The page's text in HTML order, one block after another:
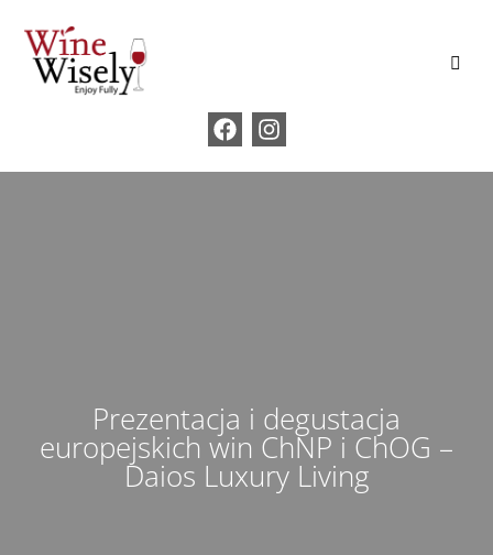
Prezentacja i degustacja
europejskich win ChNP i ChOG –
Daios Luxury Living